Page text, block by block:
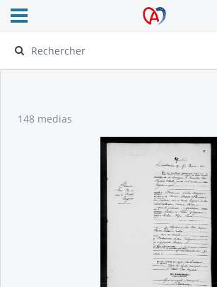
Archives Alsace - Colmar
Ouvrir le menu déroulant
148 medias